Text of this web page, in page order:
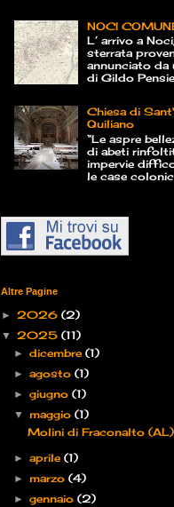
NOCI
L’ arrivo a
sterrata
annunciato da
di Gildo
Chiesa di
Quiliano
“Le aspre
di abeti
impervie
le case
Altre Pagine
► 2026 (2)
▼ 2025 (11)
►dicembre(1)
►agosto(1)
►giugno(1)
▼maggio(1)
Molini di Fraconalto (AL)
►aprile(1)
►marzo(4)
►gennaio(2)